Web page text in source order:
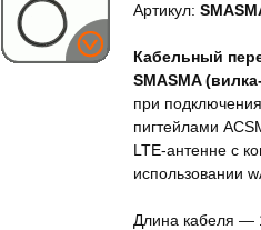
Артикул:
Кабельный
SMASMA
при
пигтейлами
LTE-антенне с
использовании
Длина кабеля —